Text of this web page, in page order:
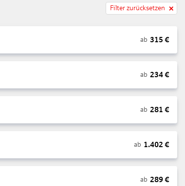
Filter zurücksetzen
ab 315 €
ab 234€
ab 281 €
ab 1.402 €
ab 289€